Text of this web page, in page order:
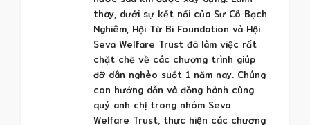
thay, dưới sự kết nối của Sư Cô Bạch
Nghiêm, Hội Từ Bi Foundation và Hội
Seva Welfare Trust đã làm việc rất
chặt chẽ về các chương trình giúp
đỡ dân nghèo suốt 1 năm nay. Chúng
con hướng dẫn và đồng hành cùng
quý anh chị trong nhóm Seva
Welfare Trust, thực hiện các chương